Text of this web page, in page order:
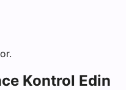
Kontrol Edin